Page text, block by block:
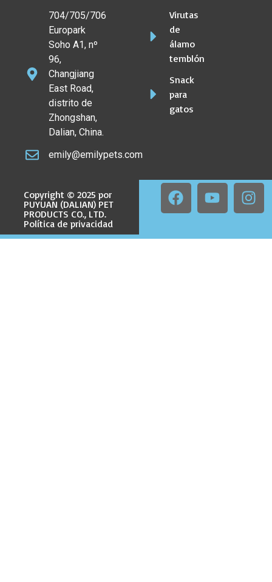
704/705/706
Europark
Soho A1, nº
96,
Changjiang
East Road,
distrito de
Zhongshan,
Dalian, China.
emily@emilypets.com
Virutas
de
álamo
temblón
Snack
para
gatos
Copyright © 2025 por
PUYUAN (DALIAN) PET
PRODUCTS CO., LTD.
Política de privacidad